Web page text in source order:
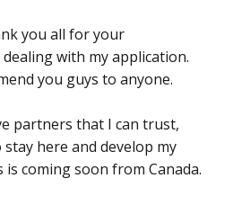
you all for your
with my application.
you guys to anyone.
partners that I can trust,
here and develop my
is coming soon from Canada.